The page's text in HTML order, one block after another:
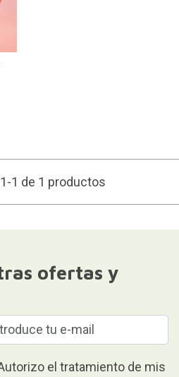
1 de 1 productos
ofertas y
el tratamiento de mis